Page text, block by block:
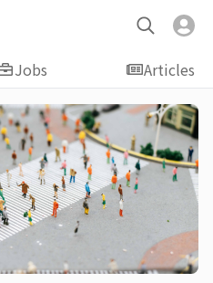
Jobs Articles